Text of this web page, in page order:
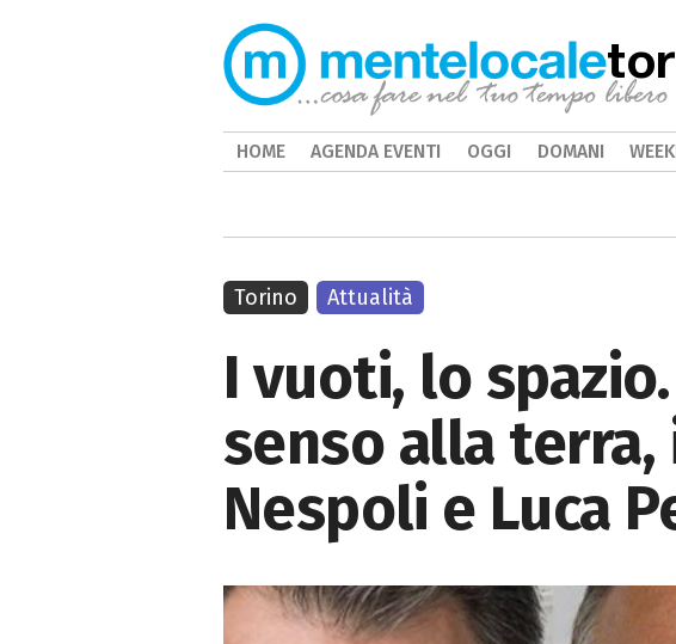
I vuoti, lo
senso alla
Nespoli e Luca
Torino Attualità
HOME AGENDA EVENTI OGGI DOMANI